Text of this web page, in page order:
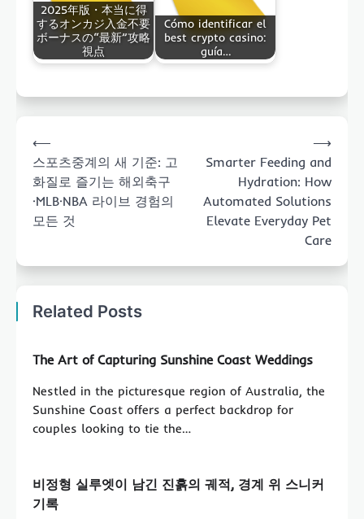
2025年版・本当に得
するオンカジ入金不要
ボーナスの“最新”攻略
視点
Cómo identificar el
best crypto casino:
guía…
navigation
⟵
스포츠중계의 새 기준: 고
화질로 즐기는 해외축구
·MLB·NBA 라이브 경험의
모든 것
Smarter Feeding and
Hydration: How
Automated Solutions
Elevate Everyday Pet
Care
⟶
Related Posts
The Art of Capturing Sunshine Coast Weddings
Nestled in the picturesque region of Australia, the
Sunshine Coast offers a perfect backdrop for
couples looking to tie the…
비정형 실루엣이 남긴 진흙의 궤적, 경계 위 스니커
기록